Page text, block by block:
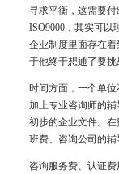
寻求平衡，这需要
ISO9000，其实可以
企业制度里面存在
于他终于想通了要挑
时间方面，一个单
加上专业咨询师的
初步的企业文件。
班费、咨询公司的辅
咨询服务费、认证